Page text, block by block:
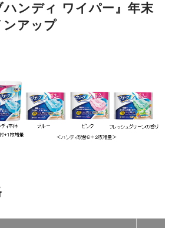
ハンディ ワイパー』年末
ンアップ